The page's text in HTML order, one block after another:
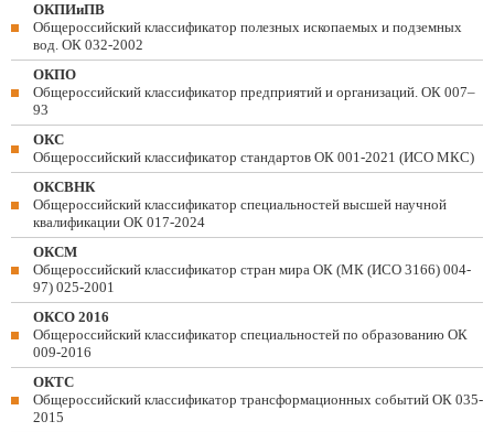
ОКПИиПВ
Общероссийский классификатор полезных ископаемых и подземных
вод. ОК 032-2002
ОКПО
Общероссийский классификатор предприятий и организаций. ОК 007–
93
ОКС
Общероссийский классификатор стандартов ОК 001-2021 (ИСО МКС)
ОКСВНК
Общероссийский классификатор специальностей высшей научной
квалификации ОК 017-2024
ОКСМ
Общероссийский классификатор стран мира ОК (МК (ИСО 3166) 004-
97) 025-2001
ОКСО 2016
Общероссийский классификатор специальностей по образованию ОК
009-2016
ОКТС
Общероссийский классификатор трансформационных событий ОК 035-
2015